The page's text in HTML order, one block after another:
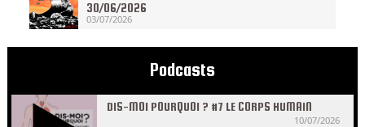
30/06/2026
03/07/2026
Podcasts
DIS-MOI POURQUOI ? #7 LE CORPS HUMAIN
10/07/2026